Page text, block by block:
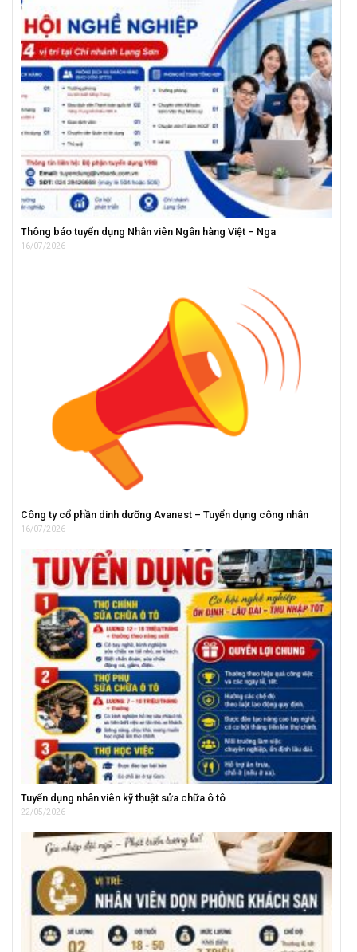
Thông báo tuyển dụng Nhân viên Ngân hàng Việt – Nga
16/07/2026
Công ty cổ phần dinh dưỡng Avanest – Tuyển dụng công nhân
16/07/2026
Tuyển dụng nhân viên kỹ thuật sửa chữa ô tô
22/05/2026